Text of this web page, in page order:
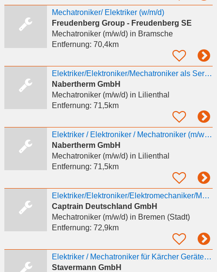
Mechatroniker/ Elektriker (w/m/d)
Freudenberg Group - Freudenberg SE
Mechatroniker (m/w/d)in Bramsche
Entfernung: 70,4km
Elektriker/Elektroniker/Mechatroniker als Servicemonteur (m/w/d)
Nabertherm GmbH
Mechatroniker (m/w/d)in Lilienthal
Entfernung: 71,5km
Elektriker / Elektroniker / Mechatroniker (m/w/d) - Servicemonteur mit weltweiter Reisebereitschaft
Nabertherm GmbH
Mechatroniker (m/w/d)in Lilienthal
Entfernung: 71,5km
Elektriker/Elektroniker/Elektromechaniker/Mechatroniker (d/m/w) für die Lokinstandhaltung
Captrain Deutschland GmbH
Mechatroniker (m/w/d)in Bremen (Stadt)
Entfernung: 72,9km
Elektriker / Mechatroniker für Kärcher Geräte (m/w/d) in Melle
Stavermann GmbH